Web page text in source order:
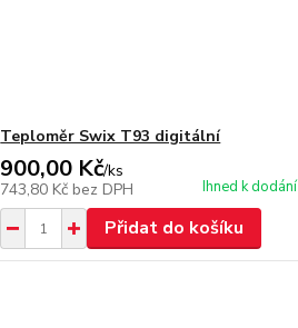
Teploměr Swix T93 digitální
900,00 Kč/ks
743,80 Kč bez DPH Ihned k dodání
Přidat do košíku